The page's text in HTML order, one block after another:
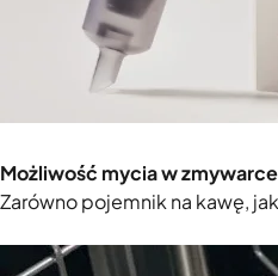
Możliwość mycia w
Zarówno pojemnik na kawę,